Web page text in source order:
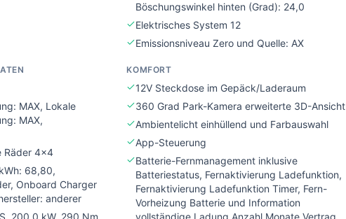
Böschungswinkel hinten (Grad): 24,0
Elektrisches System 12
Emissionsniveau Zero und Quelle: AX
MAX, Lokale
MAX,
Räder 4x4
68,80,
Onboard Charger
anderer
KOMFORT
12V Steckdose im Gepäck/Laderaum
360 Grad Park-Kamera erweiterte 3D-Ansicht
Ambientelicht einhüllend und Farbauswahl
App-Steuerung
Batterie-Fernmanagement inklusive
Batteriestatus, Fernaktivierung Ladefunktion,
Fernaktivierung Ladefunktion Timer, Fern-
Vorheizung Batterie und Information